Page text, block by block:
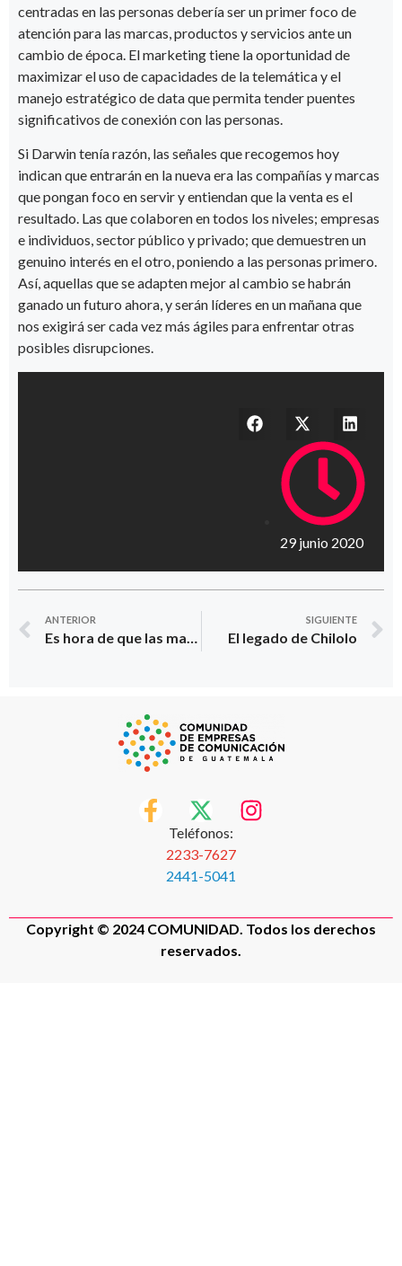
centradas en las personas debería ser un primer foco de
atención para las marcas, productos y servicios ante un
cambio de época. El marketing tiene la oportunidad de
maximizar el uso de capacidades de la telemática y el
manejo estratégico de data que permita tender puentes
significativos de conexión con las personas.
Si Darwin tenía razón, las señales que recogemos hoy
indican que entrarán en la nueva era las compañías y marcas
que pongan foco en servir y entiendan que la venta es el
resultado. Las que colaboren en todos los niveles; empresas
e individuos, sector público y privado; que demuestren un
genuino interés en el otro, poniendo a las personas primero.
Así, aquellas que se adapten mejor al cambio se habrán
ganado un futuro ahora, y serán líderes en un mañana que
nos exigirá ser cada vez más ágiles para enfrentar otras
posibles disrupciones.
29 junio 2020
ANTERIOR
Es hora de que las marcas recuperen su estilo de comunicación
SIGUIENTE
El legado de Chilolo
Teléfonos:
2233-7627
2441-5041
Copyright © 2024 COMUNIDAD. Todos los derechos
reservados.